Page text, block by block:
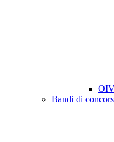
Bandi di